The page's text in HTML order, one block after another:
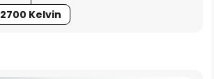
2700 Kelvin